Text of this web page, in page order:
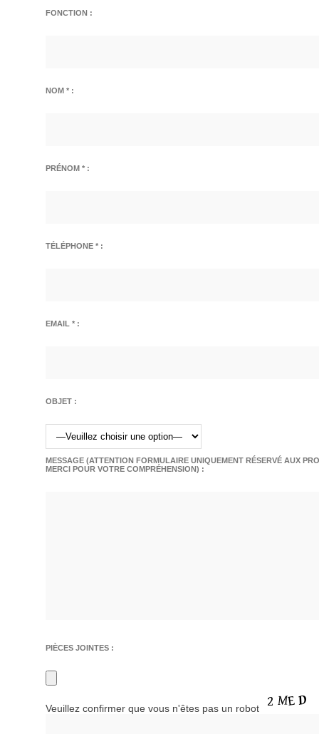
FONCTION :
NOM * :
PRÉNOM * :
TÉLÉPHONE * :
EMAIL * :
OBJET :
MESSAGE (ATTENTION FORMULAIRE UNIQUEMENT RÉSERVÉ AUX
MERCI POUR VOTRE COMPRÉHENSION) :
PIÈCES JOINTES :
Veuillez confirmer que vous n'êtes pas un robot